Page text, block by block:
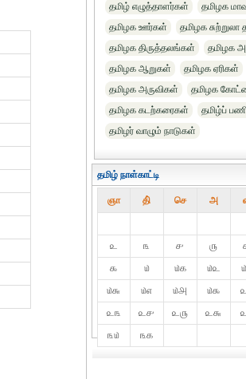
தமிழ் எழுத்தாளர்கள்
தமிழக
தமிழக ஊர்கள்
தமிழக
தமிழக திருத்தலங்கள்
தமிழக
தமிழக ஆறுகள்
தமிழக ஏரிகள்
தமிழக அருவிகள்
தமிழக
தமிழக கடற்கரைகள்
தமிழ்ப்
தமிழர் வாழும் நாடுகள்
தமிழ் நாள்காட்டி
ஞா தி் செ அ
௨
௩ ௪ ௫
௯
௰ ௰௧ ௰௨
௰௬
௰௭ ௰௮ ௰௯
௨௩
௨௪ ௨௫ ௨௬
௩௰
௩௧